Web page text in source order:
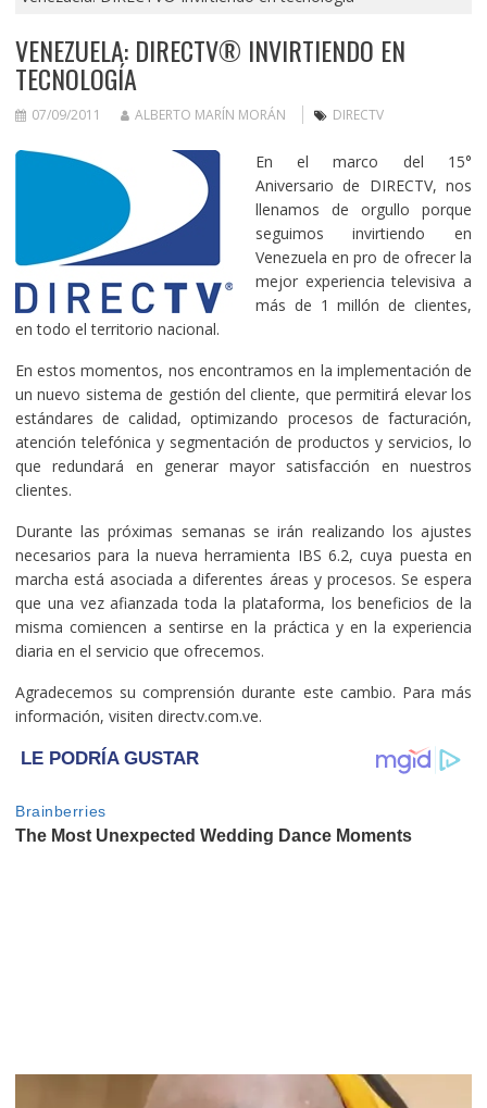
VENEZUELA: DIRECTV® INVIRTIENDO EN
TECNOLOGÍA
07/09/2011 ALBERTO MARÍN MORÁN DIRECTV
En el marco del 15°
Aniversario de DIRECTV, nos
llenamos de orgullo porque
seguimos invirtiendo en
Venezuela en pro de ofrecer la
mejor experiencia televisiva a
más de 1 millón de clientes,
en todo el territorio nacional.
En estos momentos, nos encontramos en la implementación de
un nuevo sistema de gestión del cliente, que permitirá elevar los
estándares de calidad, optimizando procesos de facturación,
atención telefónica y segmentación de productos y servicios, lo
que redundará en generar mayor satisfacción en nuestros
clientes.
Durante las próximas semanas se irán realizando los ajustes
necesarios para la nueva herramienta IBS 6.2, cuya puesta en
marcha está asociada a diferentes áreas y procesos. Se espera
que una vez afianzada toda la plataforma, los beneficios de la
misma comiencen a sentirse en la práctica y en la experiencia
diaria en el servicio que ofrecemos.
Agradecemos su comprensión durante este cambio. Para más
información, visiten directv.com.ve.